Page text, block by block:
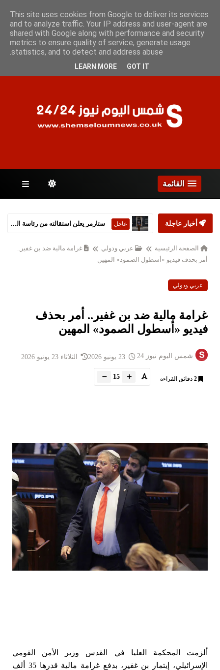
السبت 8 أغسطس 2026
الصفحات
القائمة
أخبار عاجلة عاجل ستارمر يعلن استقالته من رئاسة الحكومة البريطانية
الصفحة الرئيسية عربي ودولي
غرامة مالية ضد بن غفير..
أمر بحذف فيديو «أسطول الصمود» المهين
عربي ودولي
غرامة مالية ضد بن غفير.. أمر بحذف
فيديو «أسطول الصمود» المهين
شمس اليوم نيوز 24 الثلاثاء 23 يونيو 2026
2 دقائق القراءة 15
ألزمت المحكمة العليا في القدس وزير الأمن القومي
الإسرائيلي، إيتمار بن غفير، بدفع غرامة مالية قدرها 35 ألف
This site uses cookies from Google to deliver its services
and to analyze traffic. Your IP address and user-agent are
shared with Google along with performance and security
metrics to ensure quality of service, generate usage
statistics, and to detect and address abuse.
LEARN MORE GOT IT